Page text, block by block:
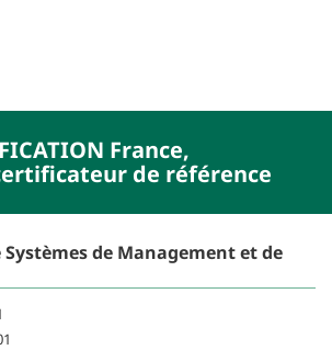
France,
de référence
de Management et de